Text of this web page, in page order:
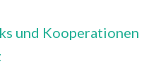
und Kooperationen